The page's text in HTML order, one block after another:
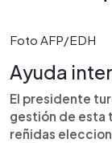
Foto AFP/EDH
Ayuda
El presidente
gestión de esta
reñidas